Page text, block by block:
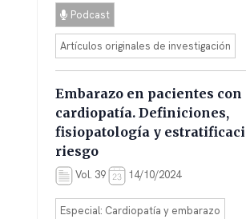
Podcast
Artículos originales de investigación
Embarazo en pacientes con
cardiopatía. Definiciones,
fisiopatología y
riesgo
Vol. 39 14/10/2024
Especial: Cardiopatía y embarazo